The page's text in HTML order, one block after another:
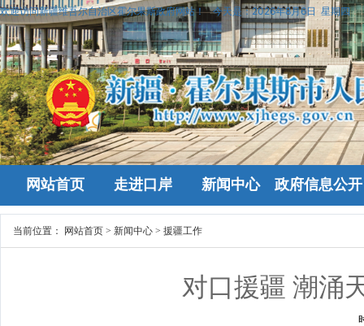
欢迎访问新疆维吾尔自治区霍尔果斯政府网站！ 今天是：2026年8月6日 星期四
网站首页 走进口岸 新闻中心 政府信息公开
当前位置： 网站首页 > 新闻中心 > 援疆工作
对口援疆 潮涌